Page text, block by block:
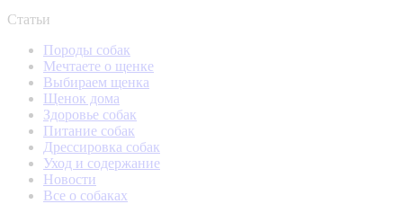
Статьи
Породы собак
Мечтаете о щенке
Выбираем щенка
Щенок дома
Здоровье собак
Питание собак
Дрессировка собак
Уход и содержание
Новости
Все о собаках